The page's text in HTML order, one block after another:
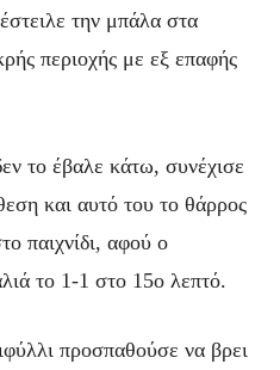
την μπάλα στα
περιοχής με εξ επαφής
το έβαλε κάτω, συνέχισε
και αυτό του το θάρρος
παιχνίδι, αφού ο
το 1-1 στο 15ο λεπτό.
προσπαθούσε να βρει